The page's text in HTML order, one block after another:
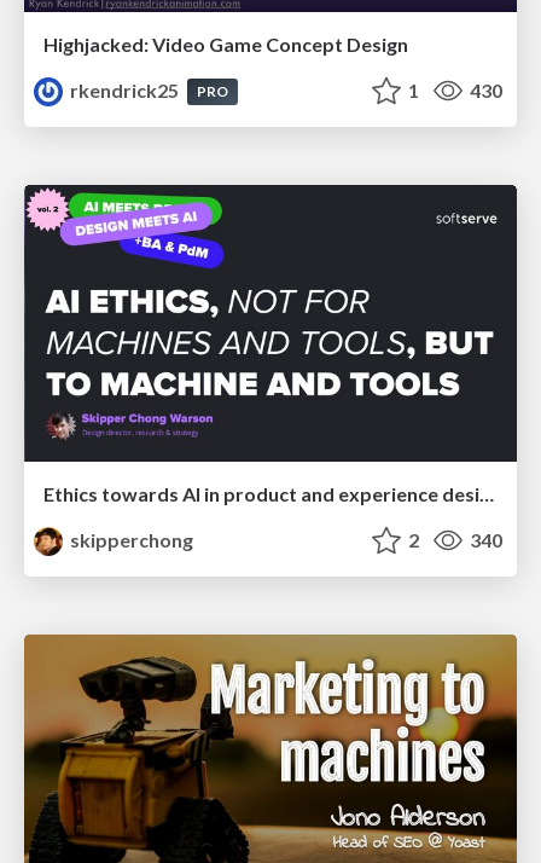
Highjacked: Video Game Concept Design
rkendrick25
PRO 1 430
Ethics towards AI in product and experience design
skipperchong
2 340